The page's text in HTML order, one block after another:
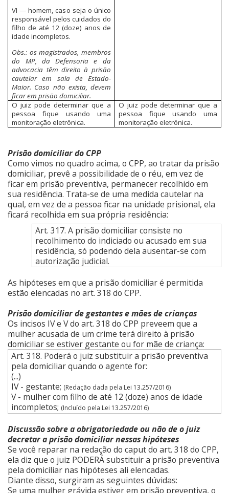
VI — homem, caso seja o único
responsável pelos cuidados do
filho de até 12 (doze) anos de
idade incompletos.
Obs.: os magistrados, membros
do MP, da Defensoria e da
advocacia têm direito à prisão
cautelar em sala de Estado-
Maior. Caso não exista, devem
ficar em prisão domiciliar.
O juiz pode determinar que a
pessoa fique usando uma
monitoração eletrônica.
O juiz pode determinar que a
pessoa fique usando uma
monitoração eletrônica.
Prisão domiciliar do CPP
Como vimos no quadro acima, o CPP, ao tratar da prisão
domiciliar, prevê a possibilidade de o réu, em vez de
ficar em prisão preventiva, permanecer recolhido em
sua residência. Trata-se de uma medida cautelar na
qual, em vez de a pessoa ficar na unidade prisional, ela
ficará recolhida em sua própria residência:
Art. 317. A prisão domiciliar consiste no
recolhimento do indiciado ou acusado em sua
residência, só podendo dela ausentar-se com
autorização judicial.
As hipóteses em que a prisão domiciliar é permitida
estão elencadas no art. 318 do CPP.
Prisão domiciliar de gestantes e mães de crianças
Os incisos IV e V do art. 318 do CPP preveem que a
mulher acusada de um crime terá direito à prisão
domiciliar se estiver gestante ou for mãe de criança:
Art. 318. Poderá o juiz substituir a prisão preventiva
pela domiciliar quando o agente for:
(...)
IV - gestante; (Redação dada pela Lei 13.257/2016)
V - mulher com filho de até 12 (doze) anos de idade
incompletos; (Incluído pela Lei 13.257/2016)
Discussão sobre a obrigatoriedade ou não de o juiz
decretar a prisão domiciliar nessas hipóteses
Se você reparar na redação do caput do art. 318 do CPP,
ela diz que o juiz PODERÁ substituir a prisão preventiva
pela domiciliar nas hipóteses ali elencadas.
Diante disso, surgiram as seguintes dúvidas:
Se uma mulher grávida estiver em prisão preventiva, o